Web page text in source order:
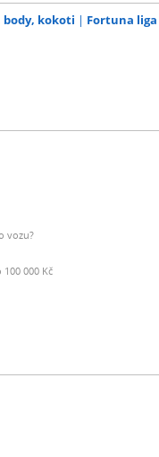
body, kokoti Fortuna liga
vozu?
000 Kč